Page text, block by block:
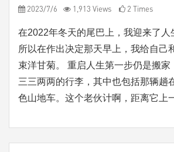
2023/7/6 1,913 Views 2 Times
在2022年冬天的尾巴上，我迎来了人
所以在作出决定那天早上，我给自己
束洋甘菊。 重启人生第一步仍是搬家
三三两两的行李，其中也包括那辆趟
色山地车。这个老伙计啊，距离它上